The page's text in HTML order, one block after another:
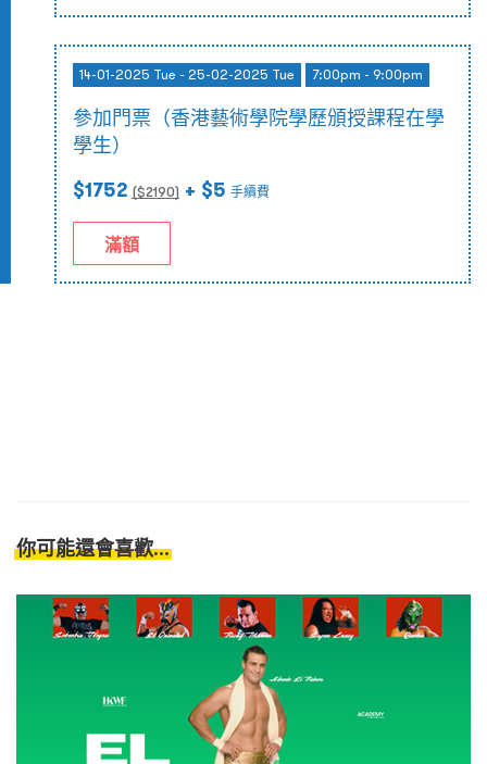
14-01-2025 Tue - 25-02-2025 Tue 7:00pm - 9:00pm
參加門票（香港藝術學院學歷頒授課程在學
學生）
$1752 ($2190) + $5 手續費
滿額
你可能還會喜歡...